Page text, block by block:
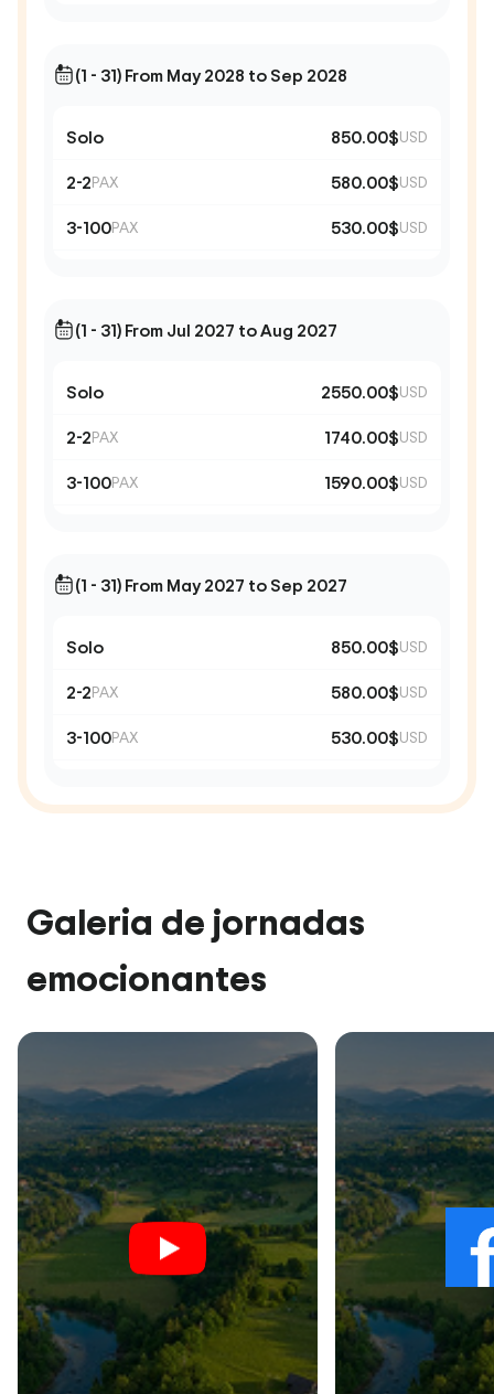
(1 - 31) From May 2028 to Sep 2028
Solo 850.00$USD
2-2PAX 580.00$USD
3-100PAX 530.00$USD
(1 - 31) From Jul 2027 to Aug 2027
Solo 2550.00$USD
2-2PAX 1740.00$USD
3-100PAX 1590.00$USD
(1 - 31) From May 2027 to Sep 2027
Solo 850.00$USD
2-2PAX 580.00$USD
3-100PAX 530.00$USD
Galeria de jornadas
emocionantes